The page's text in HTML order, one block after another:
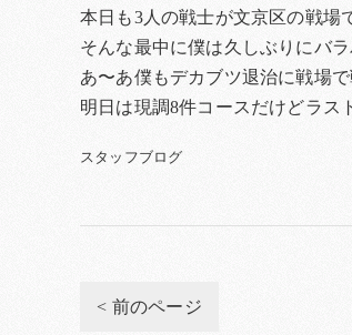
本日も3人の戦士が文京区の戦場
そんな最中に僕は久しぶりにバ
あ〜あ僕もデカブツ退治に戦場で
明日は現調8件コースだけどラス
スタッフブログ
< 前のページ